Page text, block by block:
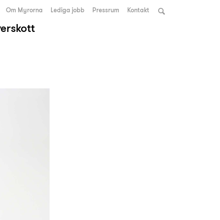
Om Myrorna Lediga jobb Pressrum Kontakt